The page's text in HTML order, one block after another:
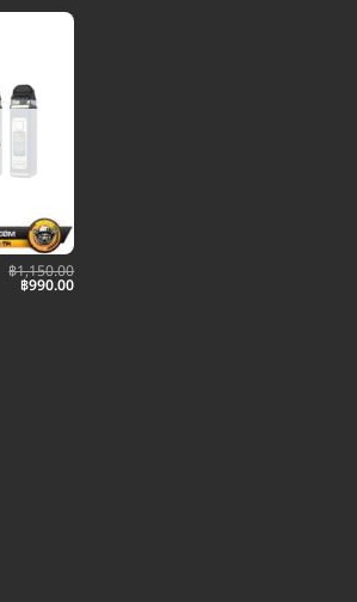
฿1,150.00
Original
price
฿990.00Current